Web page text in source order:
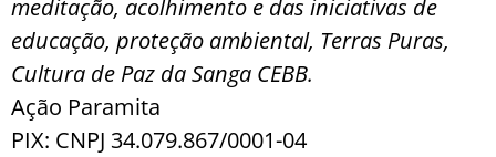
meditação, acolhimento e das iniciativas de
educação, proteção ambiental, Terras Puras,
Cultura de Paz da Sanga CEBB.
Ação Paramita
PIX: CNPJ 34.079.867/0001-04